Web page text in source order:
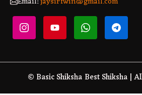
© Basic Shiksha Best Shiksha |